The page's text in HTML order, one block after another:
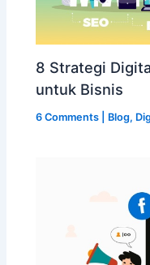
8 Strategi
untuk Bisnis
6 Comments Blog,